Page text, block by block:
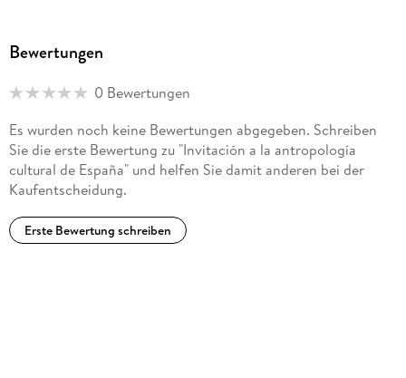
Bewertungen
0 Bewertungen
Es wurden noch keine Bewertungen abgegeben. Schreiben
Sie die erste Bewertung zu "Invitación a la antropología
cultural de España" und helfen Sie damit anderen bei der
Kaufentscheidung.
Erste Bewertung schreiben